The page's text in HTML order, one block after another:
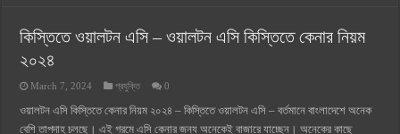
কিস্তিতে ওয়ালটন এসি – ওয়ালটন এসি কিস্তিতে কেনার নিয়ম
২০২৪
March 7, 2024 প্রযুক্তি 0
ওয়ালটন এসি কিস্তিতে কেনার নিয়ম ২০২৪ – কিস্তিতে ওয়ালটন এসি – বর্তমানে বাংলাদেশে অনেক
বেশি তাপদাহ চলছে। এই গরমে এসি কেনার জন্য অনেকেই বাজারে যাচ্ছেন। অনেকের কাছে